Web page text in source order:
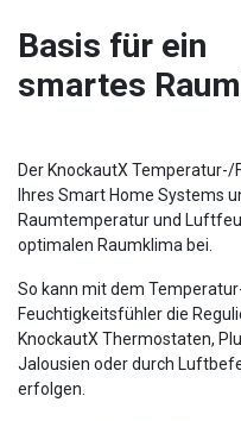
Basis für ein
smartes
Der KnockautX
Ihres Smart Home Systems
Raumtemperatur und
optimalen Raumklima bei.
So kann mit dem
Feuchtigkeitsfühler die
KnockautX Thermostaten,
Jalousien oder durch
erfolgen.